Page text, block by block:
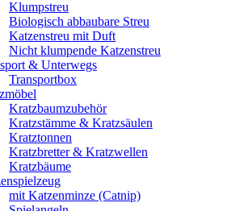
Klumpstreu
Biologisch abbaubare Streu
Katzenstreu mit Duft
Nicht klumpende Katzenstreu
& Unterwegs
Transportbox
Kratzbaumzubehör
Kratzstämme & Kratzsäulen
Kratztonnen
Kratzbretter & Kratzwellen
Kratzbäume
mit Katzenminze (Catnip)